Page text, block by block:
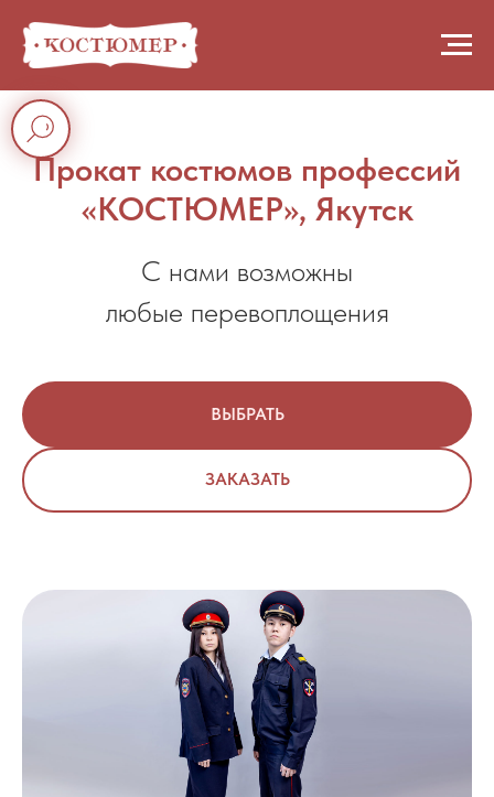
Прокат костюмов профессий
«КОСТЮМЕР», Якутск
С нами возможны
любые перевоплощения
ВЫБРАТЬ
ЗАКАЗАТЬ